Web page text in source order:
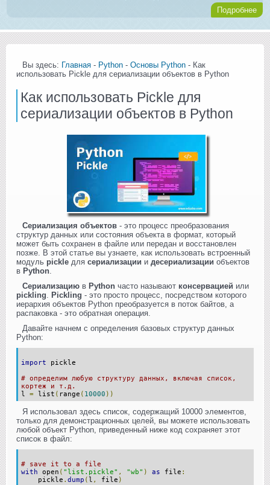
Подробнее
Вы здесь: Главная - Python - Основы Python - Как
использовать Pickle для сериализации объектов в Python
Как использовать Pickle для
сериализации объектов в Python
Сериализация объектов - это процесс преобразования
структур данных или состояния объекта в формат, который
может быть сохранен в файле или передан и восстановлен
позже. В этой статье вы узнаете, как использовать встроенный
модуль pickle для сериализации и десериализации объектов
в Python.
Сериализацию в Python часто называют консервацией или
pickling. Pickling - это просто процесс, посредством которого
иерархия объектов Python преобразуется в поток байтов, а
распаковка - это обратная операция.
Давайте начнем с определения базовых структур данных
Python:
import pickle
# определим любую структуру данных, включая список,
кортеж и т.д.
l = list ( range ( 10000 ))
Я использовал здесь список, содержащий 10000 элементов,
только для демонстрационных целей, вы можете использовать
любой объект Python, приведенный ниже код сохраняет этот
список в файл:
# save it to a file
with open ( "list.pickle" , "wb" ) as file :
pickle . dump (l , file )